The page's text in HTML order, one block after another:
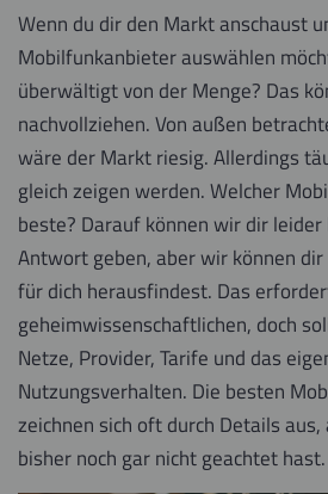
Wenn du dir den Markt anschaust
Mobilfunkanbieter auswählen
überwältigt von der Menge? Das
nachvollziehen. Von außen
wäre der Markt riesig. Allerdings
gleich zeigen werden. Welcher
beste? Darauf können wir dir
Antwort geben, aber wir können
für dich herausfindest. Das
geheimwissenschaftlichen, doch
Netze, Provider, Tarife und das
Nutzungsverhalten. Die besten
zeichnen sich oft durch Details
bisher noch gar nicht geachtet hast.